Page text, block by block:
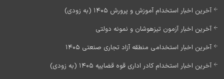
آخرین اخبار استخدام آموزش و پرورش 1405 (به زودی)
آخرین اخبار آزمون تیزهوشان و نمونه دولتی
آخرین اخبار استخدامی منطقه آزاد تجاری صنعتی 1405
آخرین اخبار استخدام کادر اداری قوه قضاییه 1405 (به زودی)